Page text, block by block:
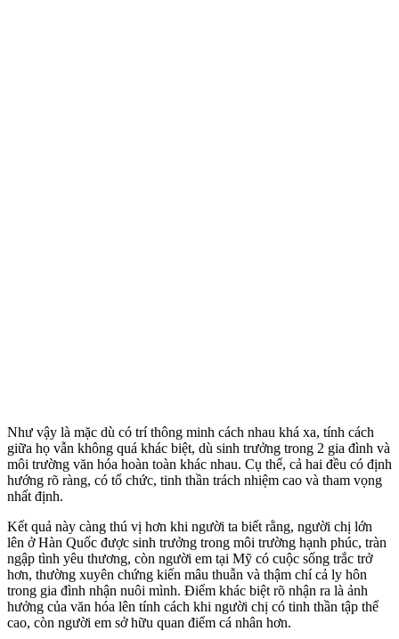
Như vậy là mặc dù có trí thông minh cách nhau khá xa, tính cách
giữa họ vẫn không quá khác biệt, dù sinh trưởng trong 2 gia đình và
môi trường văn hóa hoàn toàn khác nhau. Cụ thể, cả hai đều có định
hướng rõ ràng, có tổ chức, tinh thần trách nhiệm cao và tham vọng
nhất định.
Kết quả này càng thú vị hơn khi người ta biết rằng, người chị lớn
lên ở Hàn Quốc được sinh trưởng trong môi trường hạnh phúc, tràn
ngập tình yêu thương, còn người em tại Mỹ có cuộc sống trắc trở
hơn, thường xuyên chứng kiến mâu thuẫn và thậm chí cả ly hôn
trong gia đình nhận nuôi mình. Điểm khác biệt rõ nhận ra là ảnh
hưởng của văn hóa lên tính cách khi người chị có tinh thần tập thể
cao, còn người em sở hữu quan điểm cá nhân hơn.